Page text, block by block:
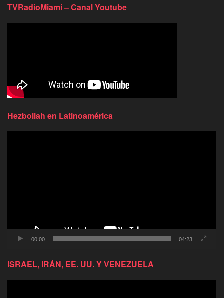
TVRadioMiami – Canal Youtube
Hezbollah en Latinoamérica
00:00 04:23
ISRAEL, IRÁN, EE. UU. Y VENEZUELA